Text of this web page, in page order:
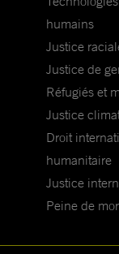
humains
Justice
Justice de
Réfugiés et
Justice
Droit
humanitaire
Justice
Peine de